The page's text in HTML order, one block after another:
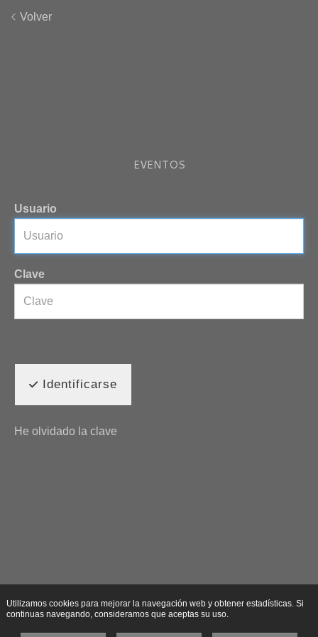
Volver
EVENTOS
Usuario
Clave
Identificarse
He olvidado la clave
Utilizamos cookies para mejorar la navegación web y obtener estadísticas. Si
continuas navegando, consideramos que aceptas su uso.